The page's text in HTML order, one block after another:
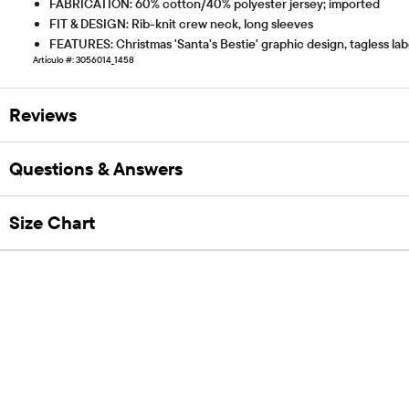
FABRICATION: 60% cotton/40% polyester jersey; imported
FIT & DESIGN: Rib-knit crew neck, long sleeves
FEATURES: Christmas 'Santa's Bestie' graphic design, tagless
Artículo #: 3056014_1458
Reviews
Questions & Answers
Size Chart